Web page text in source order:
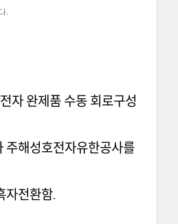
자 완제품 수동 회로구성
주해성호전자유한공사를
자전환함.